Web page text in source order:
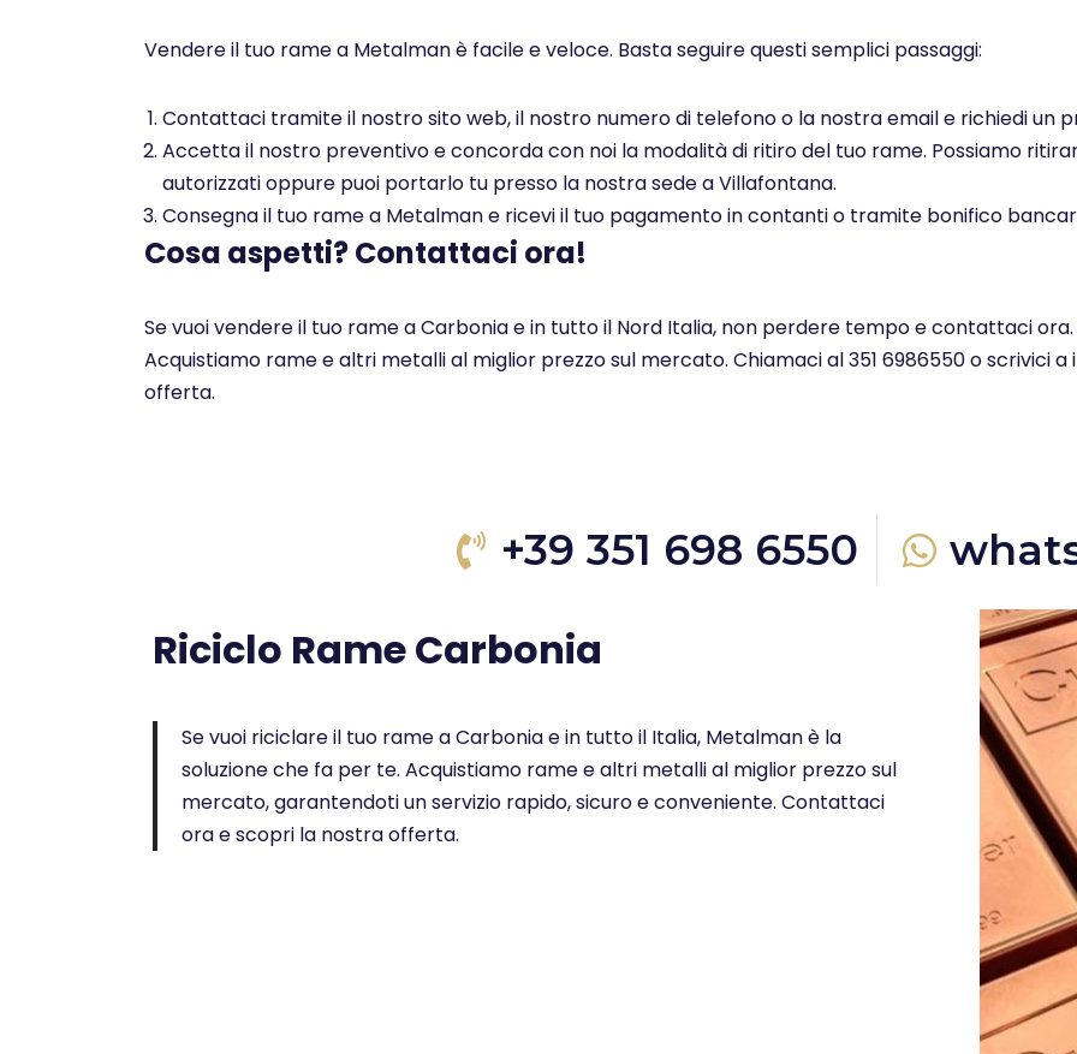
Vendere il tuo rame a Metalman è facile e veloce. Basta seguire questi semplici passaggi:
Contattaci tramite il nostro sito web, il nostro numero di telefono o la nostra email e richiedi un
Accetta il nostro preventivo e concorda con noi la modalità di ritiro del tuo rame. Possiamo
autorizzati oppure puoi portarlo tu presso la nostra sede a Villafontana.
Consegna il tuo rame a Metalman e ricevi il tuo pagamento in contanti o tramite bonifico
Cosa aspetti? Contattaci ora!
Se vuoi vendere il tuo rame a Carbonia e in tutto il Nord Italia, non perdere tempo e contattaci
Acquistiamo rame e altri metalli al miglior prezzo sul mercato. Chiamaci al 351 6986550 o scrivici
offerta.
+39 351 698 6550
Riciclo Rame Carbonia
Se vuoi riciclare il tuo rame a Carbonia e in tutto il Italia, Metalman è la
soluzione che fa per te. Acquistiamo rame e altri metalli al miglior prezzo sul
mercato, garantendoti un servizio rapido, sicuro e conveniente. Contattaci
ora e scopri la nostra offerta.